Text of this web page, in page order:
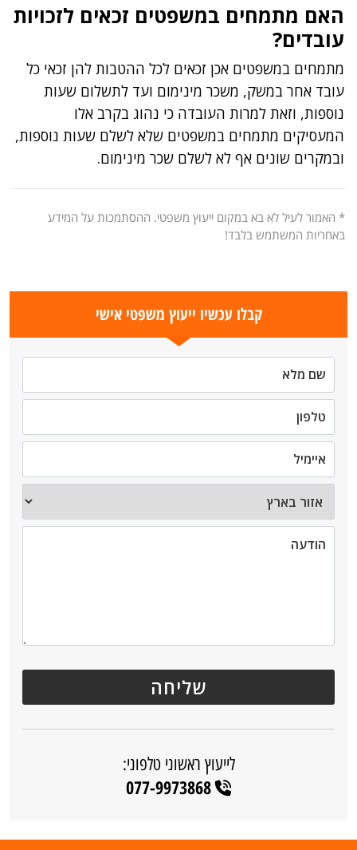
האם מתמחים במשפטים זכאים לזכויות
עובדים?
מתמחים במשפטים אכן זכאים לכל ההטבות להן זכאי כל
עובד אחר במשק, משכר מינימום ועד לתשלום שעות
נוספות, וזאת למרות העובדה כי נהוג בקרב אלו
המעסיקים מתמחים במשפטים שלא לשלם שעות נוספות,
ובמקרים שונים אף לא לשלם שכר מינימום.
* האמור לעיל לא בא במקום ייעוץ משפטי. ההסתמכות על המידע
באחריות המשתמש בלבד!
קבלו עכשיו ייעוץ משפטי אישי
לייעוץ ראשוני טלפוני:
077-9973868